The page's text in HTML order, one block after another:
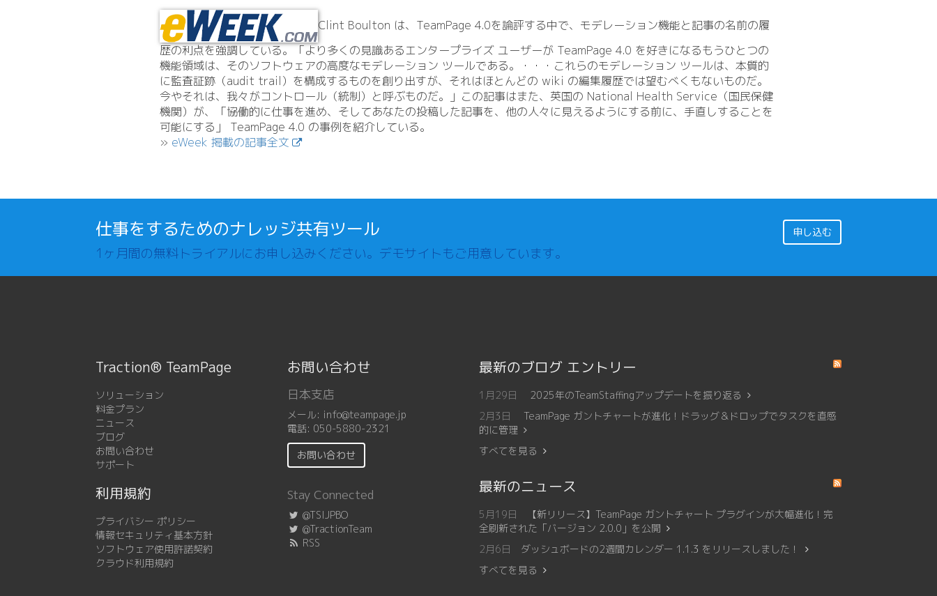
Clint Boulton は、TeamPage 4.0を論評する中で、モデレーション機能と記事の名前の履
歴の利点を強調している。「より多くの見識あるエンタープライズ ユーザーが TeamPage 4.0 を好きになるもうひとつの
機能領域は、そのソフトウェアの高度なモデレーション ツールである。・・・これらのモデレーション ツールは、本質的
に監査証跡（audit trail）を構成するものを創り出すが、それはほとんどの wiki の編集履歴では望むべくもないものだ。
今やそれは、我々がコントロール（統制）と呼ぶものだ。」この記事はまた、英国の National Health Service（国民保健
機関）が、「協働的に仕事を進め、そしてあなたの投稿した記事を、他の人々に見えるようにする前に、手直しすることを
可能にする」 TeamPage 4.0 の事例を紹介している。
» eWeek 掲載の記事全文
仕事をするためのナレッジ共有ツール
1ヶ月間の無料トライアルにお申し込みください。デモサイトもご用意しています。
申し込む
Traction® TeamPage
ソリューション
料金プラン
ニュース
ブログ
お問い合わせ
サポート
利用規約
プライバシー ポリシー
情報セキュリティ基本方針
ソフトウェア使用許諾契約
クラウド利用規約
お問い合わせ
日本支店
メール: info@teampage.jp
電話: 050-5880-2321
お問い合わせ
Stay Connected
@TSIJPBO
@TractionTeam
RSS
最新のブログ エントリー
1月29日
2025年のTeamStaffingアップデートを振り返る
2月3日
TeamPage ガントチャートが進化！ドラッグ＆ドロップでタスクを直感
的に管理
すべてを見る
最新のニュース
5月19日
【新リリース】TeamPage ガントチャート プラグインが大幅進化！完
全刷新された「バージョン 2.0.0」を公開
2月6日
ダッシュボードの2週間カレンダー 1.1.3 をリリースしました！
すべてを見る